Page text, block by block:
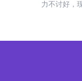
力不讨好，